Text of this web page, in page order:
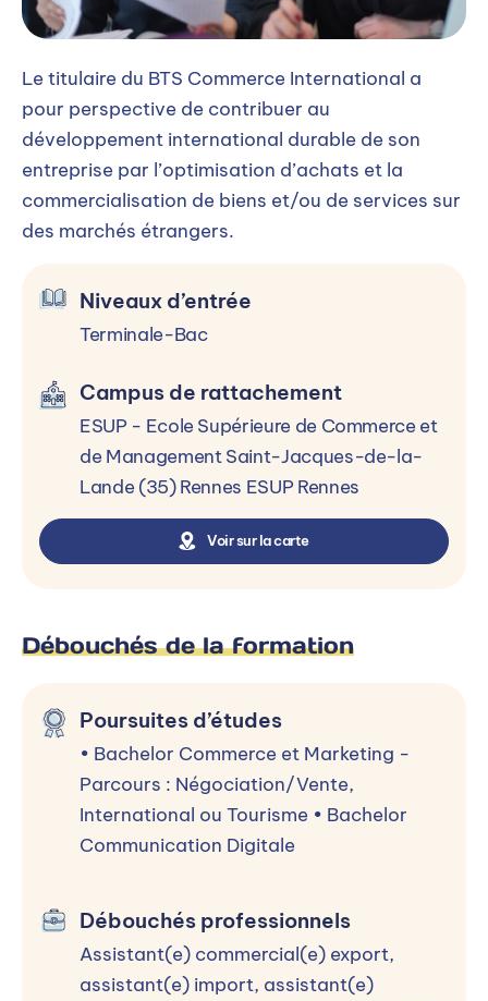
Le titulaire du BTS Commerce International a
pour perspective de contribuer au
développement international durable de son
entreprise par l’optimisation d’achats et la
commercialisation de biens et/ou de services sur
des marchés étrangers.
Niveaux d’entrée
Terminale-Bac
Campus de rattachement
ESUP - Ecole Supérieure de Commerce et
de Management Saint-Jacques-de-la-
Lande (35) Rennes ESUP Rennes
Voir sur la carte
Débouchés de la formation
Poursuites d’études
• Bachelor Commerce et Marketing -
Parcours : Négociation/Vente,
International ou Tourisme • Bachelor
Communication Digitale
Débouchés professionnels
Assistant(e) commercial(e) export,
assistant(e) import, assistant(e)
Niveaux d’entrée et conditions
d’accès
Terminale-Bac
Formation ouverte aux candidats titulaires
d'un BAC ou d'un niveau 4 validé
Les atouts pour réussir
Les + du BTS Commerce International à
l’ESUP
Préparation et passage des certifications
VOLTAIRE et TOEIC Bridge Licences Office 365
et OnVaseFormer offertes par l’ESUP le temps
de votre scolarité Concours de talents national
Top Pros ESUP avec à la clé de nombreux Ipad
Alternance en contrat de professionnalisation ou
en contrat d’apprentissage, 2 à 3 jours par
semaine en entreprise.
Processus d’admission
Sélectionner un niveau d’entrée